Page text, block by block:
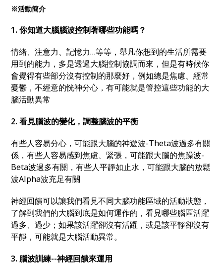
※活動簡介
1. 你知道大腦腦波控制著哪些功能嗎？
情緒、注意力、記憶力…等等，舉凡你想到的生活所需要
用到的能力，多是透過大腦控制協調而來，但是有時候你
會覺得有些部分沒有控制的那麼好，例如總是焦慮、經常
憂鬱，不經意的恍神分心，有可能就是管控這些功能的大
腦活動異常
2. 看見腦波的變化，調整腦波的平衡
有些人容易分心，可能跟大腦的神遊波-Theta波過多有關
係，有些人容易感到焦慮、緊張，可能跟大腦的焦躁波-
Beta波過多有關，有些人平靜如止水，可能跟大腦的放鬆
波Alpha波充足有關
神經回饋可以讓我們看見不同大腦功能區域的活動狀態，
了解到我們的大腦到底是如何運作的，看見哪些腦區活躍
過多、過少；如果該活躍卻沒有活躍，或是該平靜卻沒有
平靜，可能就是大腦活動異常。
3. 腦波訓練--神經回饋來運用